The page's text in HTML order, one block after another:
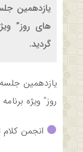
یازدهمین
های روز”
گردید.
یازدهمین
روز” ویژه
انجمن